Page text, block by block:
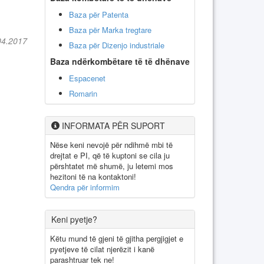
Baza për Patenta
Baza për Marka tregtare
Baza për Dizenjo industriale
Baza ndërkombëtare të të dhënave
Espacenet
Romarin
INFORMATA PËR SUPORT
Nëse keni nevojë për ndihmë mbi të
drejtat e PI, që të kuptoni se cila ju
përshtatet më shumë, ju letemi mos
hezitoni të na kontaktoni!
Qendra për informim
Keni pyetje?
Këtu mund të gjeni të gjitha pergjigjet e
pyetjeve të cilat njerëzit i kanë
parashtruar tek ne!